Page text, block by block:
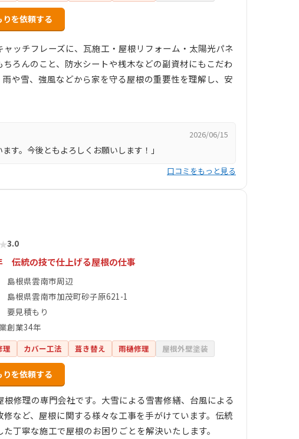
りを依頼する
ッチフレーズに、瓦施工・屋根リフォーム・太陽光パネ
ろんのこと、防水シートや桟木などの副資材にもこだわ
や雪、強風などから家を守る屋根の重要性を理解し、安
2026/06/15
す。今後ともよろしくお願いします！」
口コミをもっと見る
★3.0
伝統の技で仕上げる屋根の仕事
島根県雲南市周辺
島根県雲南市加茂町砂子原621-1
要見積もり
創業34年
理 カバー工法 葺き替え 雨樋修理 屋根外壁塗装
りを依頼する
修理の専門会社です。大雪による雪害修繕、台風による
など、屋根に関する様々な工事を手がけています。伝統
丁寧な施工で屋根のお困りごとを解決いたします。